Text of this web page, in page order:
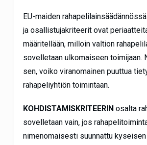
EU-maiden
ja osallistujakriteerit ovat
määritellään, milloin valtion
sovelletaan ulkomaiseen toimijaan.
sen, voiko viranomainen puuttua
rahapeliyhtiön toimintaan.
KOHDISTAMISKRITEERINosalta
sovelletaan vain, jos
nimenomaisesti suunnattu kyseisen